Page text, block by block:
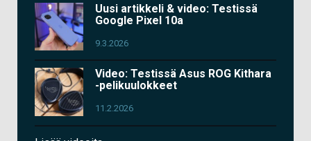
Uusi artikkeli & video: Testissä
Google Pixel 10a
9.3.2026
Video: Testissä Asus ROG Kithara
-pelikuulokkeet
11.2.2026